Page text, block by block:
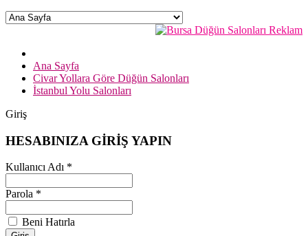
Ana Sayfa
Civar Yollara Göre Düğün Salonları
İstanbul Yolu Salonları
Giriş
HESABINIZA GİRİŞ YAPIN
Kullanıcı Adı *
Parola *
Beni Hatırla